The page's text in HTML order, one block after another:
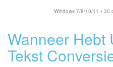
Windows 7/8/10/11 • 30
Wanneer Hebt
Tekst